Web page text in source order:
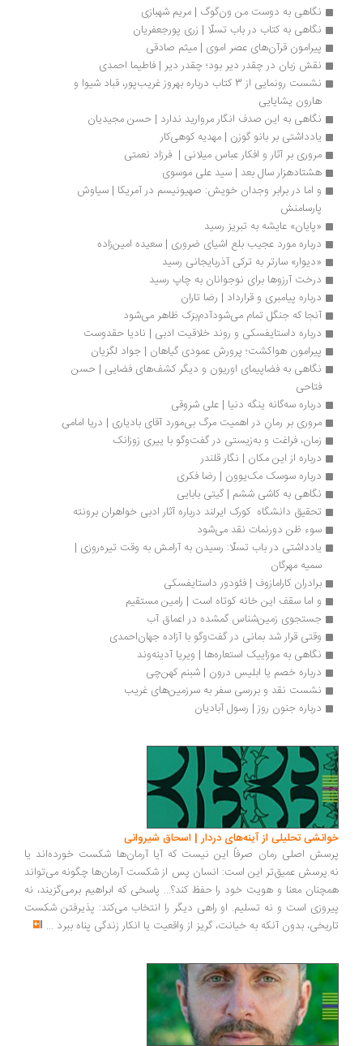
نگاهی به دوست من ون‌گوگ | مریم شهبازی
نگاهی به کتاب در باب تسلّا | زری پورجعفریان
پیرامون قرآن‌های عصر اموی | میثم صادقی
نقش زبان در چقدر دیر بود؛ چقدر دیر | فاطیما احمدی
نشست رونمایی از 3 کتاب درباره بهروز غریب‌پور، قباد شیوا و
هارون یشایایی
نگاهی به این صدف انگار مروارید ندارد | حسن مجیدیان
یادداشتی بر بانو گوزن | مهدیه کوهی‌کار
مروری بر آثار و افکار عباس میلانی |  فرزاد نعمتی
هشتادهزار سال بعد | سید علی موسوی
و اما در برابر وجدان خویش: صهیونیسم در آمریکا | سیاوش
پارسامنش
«پایان» عایشه به تبریز رسید
درباره مورد عجیب بلع اشیای ضروری | سعیده امین‌زاده
«دیوار» سارتر به ترکی آذربایجانی رسید
درخت آرزوها برای نوجوانان به چاپ رسید
درباره پیامبری و قرارداد | رضا تاران
آنجا که جنگل تمام می‌شودآدم‌برَک ظاهر می‌شود
درباره داستایفسکی و روند خلاقیت ادبی | نادیا حقدوست
پیرامون هواکشت؛ پرورش عمودی گیاهان | جواد لگزیان
نگاهی به فضاپیمای اوریون و دیگر کشف‌های فضایی | حسن
درباره سه‌گانه ینگه‌ دنیا | علی شروقی
مروری بر رمانِ در اهمیت مرگ بی‌مورد آقای بادیاری | دریا امامی
زمان، فراغت و به‌زیستی در گفت‌وگو با ییری زوزانک
درباره از این مکان | نگار قلندر
درباره سوسک مک‌یوون | رضا فکری
نگاهی به کاشی ششم | گیتی بابایی
تحقیق دانشگاه  کورک ایرلند درباره آثار ادبی خواهران برونته
سوء ظن دورنمات نقد می‌شود
یادداشتی در باب تسلّا: رسیدن به آرامش به وقت تیره‌روزی |
سمیه مهرگان
برادران کارامازوف | فئودور داستایفسکی
و اما سقف این خانه کوتاه است | رامین مستقیم
جستجوی زمین‌شناس گمشده در اعماق آب
وقتی قرار شد بمانی در گفت‌وگو با آزاده جهان‌احمدی
نگاهی به موزاییک استعاره‌ها | ویریا آدینه‌وند
درباره خصم یا ابلیس درون | شبنم کهن‌چی
نشست نقد و بررسی سفر به سرزمین‌های غریب
درباره جنون روز | رسول آبادیان
تحلیلی از آینه‌های دردار | اسحاق شیروانی
اصلی رمان صرفاً این نیست که آیا آرمان‌ها شکست خورده‌اند یا
عمیق‌تر این است: انسان پس از شکست آرمان‌ها چگونه می‌تواند
معنا و هویت خود را حفظ کند؟... پاسخی که ابراهیم برمی‌گزیند، نه
است و نه تسلیم. او راهی دیگر را انتخاب می‌کند: پذیرفتن شکست
بدون آنکه به خیانت، گریز از واقعیت یا انکار زندگی پناه ببرد...